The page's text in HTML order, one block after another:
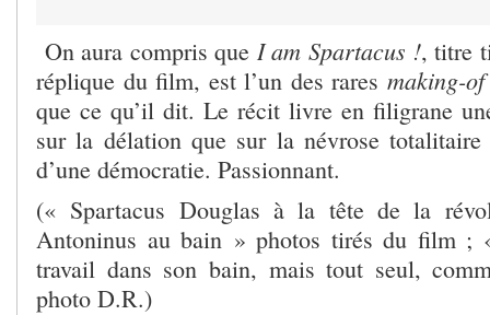
On aura compris que I am Spartacus !, titre
réplique du film, est l’un des rares making-of
que ce qu’il dit. Le récit livre en filigrane
sur la délation que sur la névrose totalitaire
d’une démocratie. Passionnant.
(« Spartacus Douglas à la tête de la
Antoninus au bain » photos tirés du film ;
travail dans son bain, mais tout seul,
photo D.R.)